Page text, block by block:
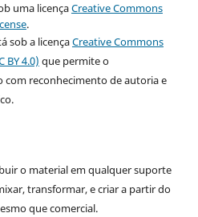
uma licençaCreative Commons
.
sob a licençaCreative Commons
BY 4.0) que permite o
reconhecimento de autoria e
o material em qualquer suporte
transformar, e criar a partir do
que comercial.